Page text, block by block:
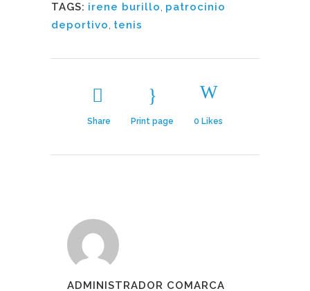
TAGS: irene burillo, patrocinio
deportivo, tenis
Share Print page 0 Likes
ADMINISTRADOR COMARCA